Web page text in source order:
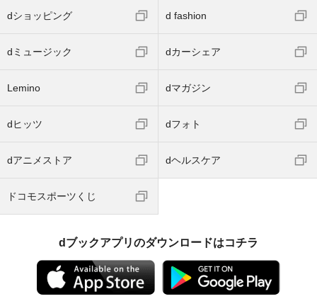
dショッピング d fashion
dミュージック dカーシェア
Lemino dマガジン
dヒッツ dフォト
dアニメストア dヘルスケア
ドコモスポーツくじ
dブックアプリのダウンロードはコチラ